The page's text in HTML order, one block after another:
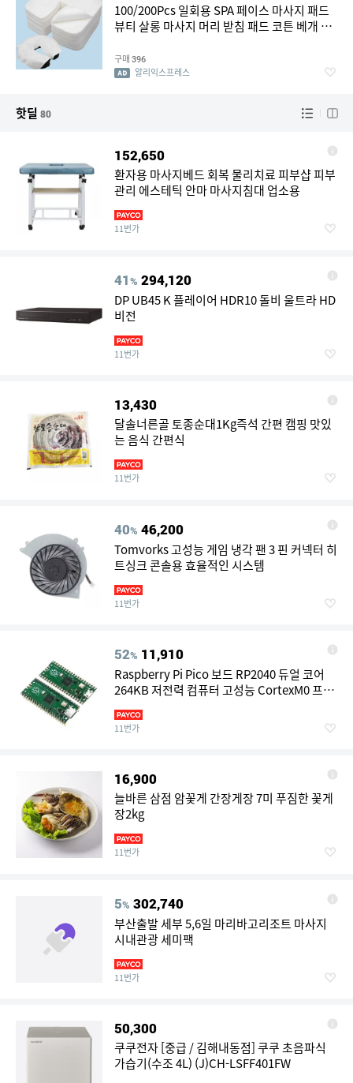
100/200Pcs 일회용 SPA 페이스 마사지 패드
뷰티 살롱 마사지 머리 받침 패드 코튼 베개 타
구매 396
알리익스프레스
핫딜 80
152,650
환자용 마사지베드 회복 물리치료 피부샵 피부
관리 에스테틱 안마 마사지침대 업소용
11번가
41% 294,120
DP UB45 K 플레이어 HDR10 돌비 울트라 HD
비전
11번가
13,430
달솔너른골 토종순대1Kg즉석 간편 캠핑 맛있
는 음식 간편식
11번가
40% 46,200
Tomvorks 고성능 게임 냉각 팬 3 핀 커넥터 히
트싱크 콘솔용 효율적인 시스템
11번가
52% 11,910
Raspberry Pi Pico 보드 RP2040 듀얼 코어
264KB 저전력 컴퓨터 고성능 CortexM0 프로
세서
11번가
16,900
늘바른 삼점 암꽃게 간장게장 7미 푸짐한 꽃게
장2kg
11번가
5% 302,740
부산출발 세부 5,6일 마리바고리조트 마사지
시내관광 세미팩
11번가
50,300
쿠쿠전자 [중급 / 김해내동점] 쿠쿠 초음파식
가습기(수조 4L) (J)CH-LSFF401FW